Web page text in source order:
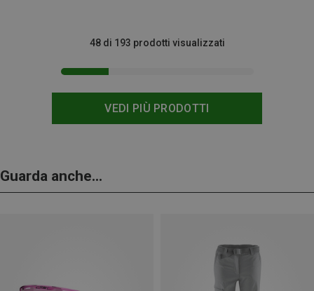
VEDI PIÙ PRODOTTI
48 di 193 prodotti visualizzati
Guarda anche...